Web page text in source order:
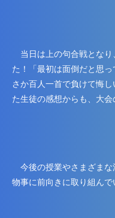
当日は上の句合戦となり
た！「最初は面倒だと思
さか百人一首で負けて悔
た生徒の感想からも、大会
今後の授業やさまざまな
物事に前向きに取り組んで